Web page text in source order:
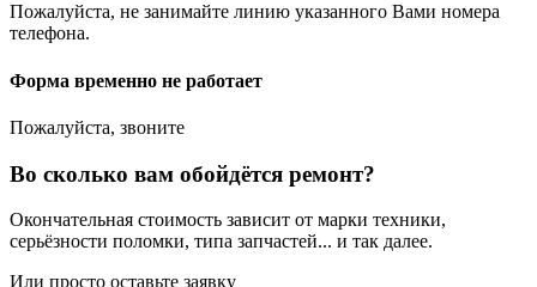
Пожалуйста, не занимайте линию указанного Вами номера
телефона.
Форма временно не работает
Пожалуйста, звоните
Во сколько вам обойдётся ремонт?
Окончательная стоимость зависит от марки техники,
серьёзности поломки, типа запчастей... и так далее.
Или просто оставьте заявку